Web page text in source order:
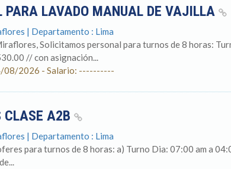
PARA LAVADO MANUAL DE VAJILLA
| Departamento : Lima
Solicitamos personal para turnos de 8 horas:
// con asignación...
08/2026 - Salario: ----------
CLASE A2B
| Departamento : Lima
para turnos de 8 horas: a) Turno Dia: 07:00 am a